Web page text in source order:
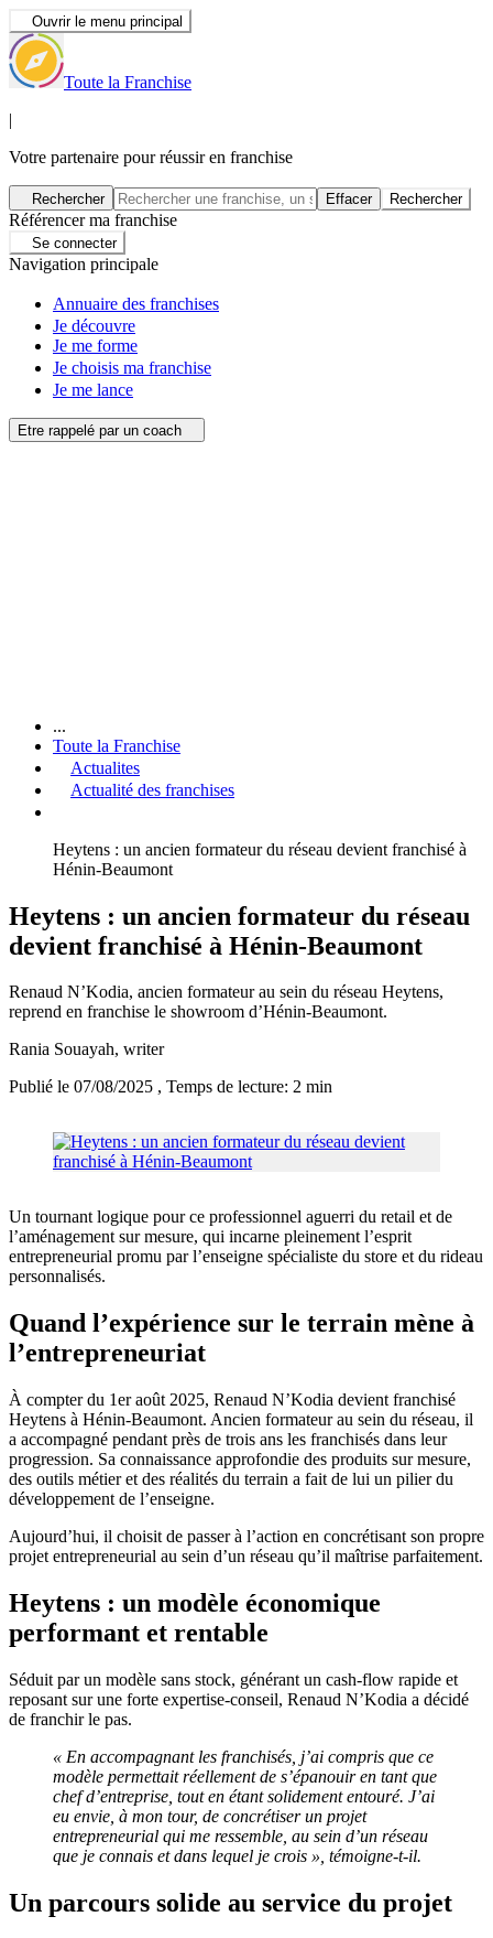
Ouvrir le menu principal
Toute la Franchise
|
Votre partenaire pour réussir en franchise
Rechercher Effacer Rechercher
Référencer ma franchise
Se connecter
Navigation principale
Annuaire des franchises
Je découvre
Je me forme
Je choisis ma franchise
Je me lance
Etre rappelé par un coach
...
Toute la Franchise
Actualites
Actualité des franchises
Heytens : un ancien formateur du réseau devient franchisé à
Hénin-Beaumont
Heytens : un ancien formateur du réseau
devient franchisé à Hénin-Beaumont
Renaud N’Kodia, ancien formateur au sein du réseau Heytens,
reprend en franchise le showroom d’Hénin-Beaumont.
Rania Souayah, writer
Publié le 07/08/2025 , Temps de lecture: 2 min
Un tournant logique pour ce professionnel aguerri du retail et de
l’aménagement sur mesure, qui incarne pleinement l’esprit
entrepreneurial promu par l’enseigne spécialiste du store et du rideau
personnalisés.
Quand l’expérience sur le terrain mène à
l’entrepreneuriat
À compter du 1er août 2025, Renaud N’Kodia devient franchisé
Heytens à Hénin-Beaumont. Ancien formateur au sein du réseau, il
a accompagné pendant près de trois ans les franchisés dans leur
progression. Sa connaissance approfondie des produits sur mesure,
des outils métier et des réalités du terrain a fait de lui un pilier du
développement de l’enseigne.
Aujourd’hui, il choisit de passer à l’action en concrétisant son propre
projet entrepreneurial au sein d’un réseau qu’il maîtrise parfaitement.
Heytens : un modèle économique
performant et rentable
Séduit par un modèle sans stock, générant un cash-flow rapide et
reposant sur une forte expertise-conseil, Renaud N’Kodia a décidé
de franchir le pas.
« En accompagnant les franchisés, j’ai compris que ce
modèle permettait réellement de s’épanouir en tant que
chef d’entreprise, tout en étant solidement entouré. J’ai
eu envie, à mon tour, de concrétiser un projet
entrepreneurial qui me ressemble, au sein d’un réseau
que je connais et dans lequel je crois », témoigne-t-il.
Un parcours solide au service du projet